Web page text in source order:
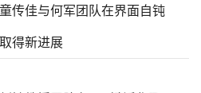
传佳与何军团队在界面自钝
得新进展